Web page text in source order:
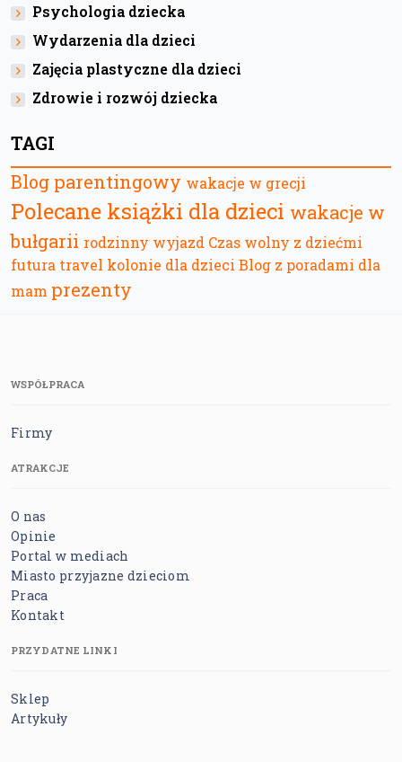
Psychologia dziecka
Wydarzenia dla dzieci
Zajęcia plastyczne dla dzieci
Zdrowie i rozwój dziecka
TAGI
Blog parentingowy wakacje w grecji
Polecane książki dla dzieci wakacje w
bułgarii rodzinny wyjazd Czas wolny z dziećmi
futura travel kolonie dla dzieci Blog z poradami dla
mam prezenty
WSPÓŁPRACA
Firmy
ATRAKCJE
O nas
Opinie
Portal w mediach
Miasto przyjazne dzieciom
Praca
Kontakt
PRZYDATNE LINKI
Sklep
Artykuły